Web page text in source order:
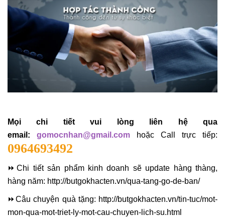
Mọi chi tiết vui lòng liên hệ qua
email: gomocnhan@gmail.com hoặc Call trực tiếp:
0964693492
⏩Chi tiết sản phẩm kinh doanh sẽ update hàng thàng,
hàng năm: http://butgokhacten.vn/qua-tang-go-de-ban/
⏩Câu chuyện quà tặng: http://butgokhacten.vn/tin-tuc/mot-
mon-qua-mot-triet-ly-mot-cau-chuyen-lich-su.html